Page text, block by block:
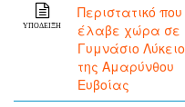
ΥΠΟΔΕΙΞΗ
Περιστατικό που
έλαβε χώρα σε
Γυμνάσιο Λύκειο
της Αμαρύνθου
Ευβοίας